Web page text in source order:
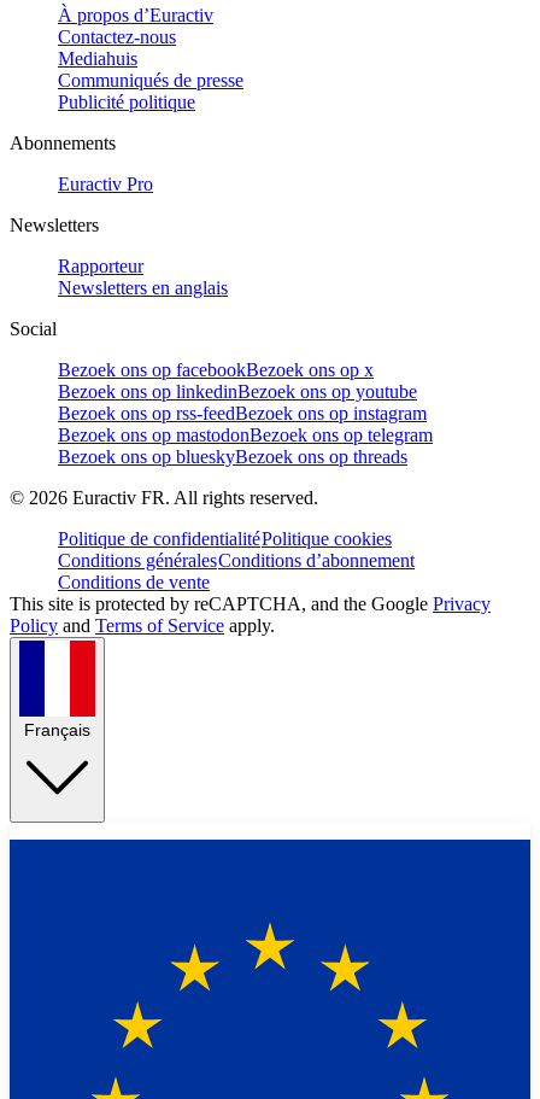
À propos d’Euractiv
Contactez-nous
Mediahuis
Communiqués de presse
Publicité politique
Abonnements
Euractiv Pro
Newsletters
Rapporteur
Newsletters en anglais
Social
Bezoek ons op facebookBezoek ons op x
Bezoek ons op linkedinBezoek ons op youtube
Bezoek ons op rss-feedBezoek ons op instagram
Bezoek ons op mastodonBezoek ons op telegram
Bezoek ons op blueskyBezoek ons op threads
© 2026 Euractiv FR. All rights reserved.
Politique de confidentialitéPolitique cookies
Conditions généralesConditions d’abonnement
Conditions de vente
This site is protected by reCAPTCHA, and the Google Privacy
Policy and Terms of Service apply.
Français